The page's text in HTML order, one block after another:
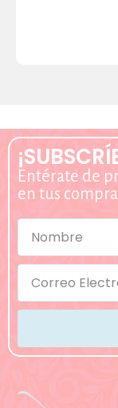
Entérate de
en tus